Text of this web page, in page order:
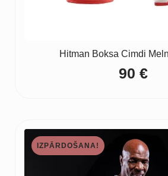
Hitman Boksa Cimdi
90 €
IZPĀRDOŠANA!